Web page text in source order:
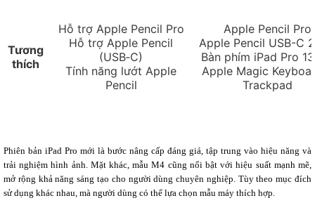
Tương
thích
Hỗ trợ Apple Pencil Pro
Hỗ trợ Apple Pencil
(USB‑C)
Tính năng lướt Apple
Pencil
Apple Pencil Pro
Apple Pencil USB-C
Bàn phím iPad Pro
Apple Magic
Trackpad
Phiên bản iPad Pro mới là bước nâng cấp đáng giá, tập trung vào hiệu năng và
trải nghiệm hình ảnh. Mặt khác, mẫu M4 cũng nổi bật với hiệu suất mạnh mẽ,
mở rộng khả năng sáng tạo cho người dùng chuyên nghiệp. Tùy theo mục đích
sử dụng khác nhau, mà người dùng có thể lựa chọn mẫu máy thích hợp.